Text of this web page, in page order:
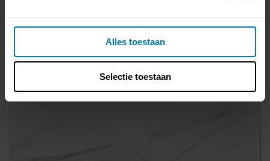
Alles toestaan
Selectie toestaan
Lees meer